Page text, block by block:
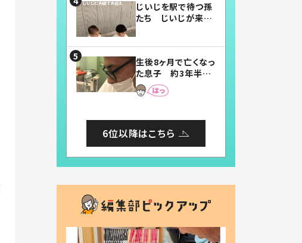
じいじを駅で待つ孫
たち じいじが来た
まらない」「幸せにな
れる」
生後8ヶ月で亡くなっ
た息子 約3年半
後、当時の妻の日記
に書いてあった本音
6位以降はこちら